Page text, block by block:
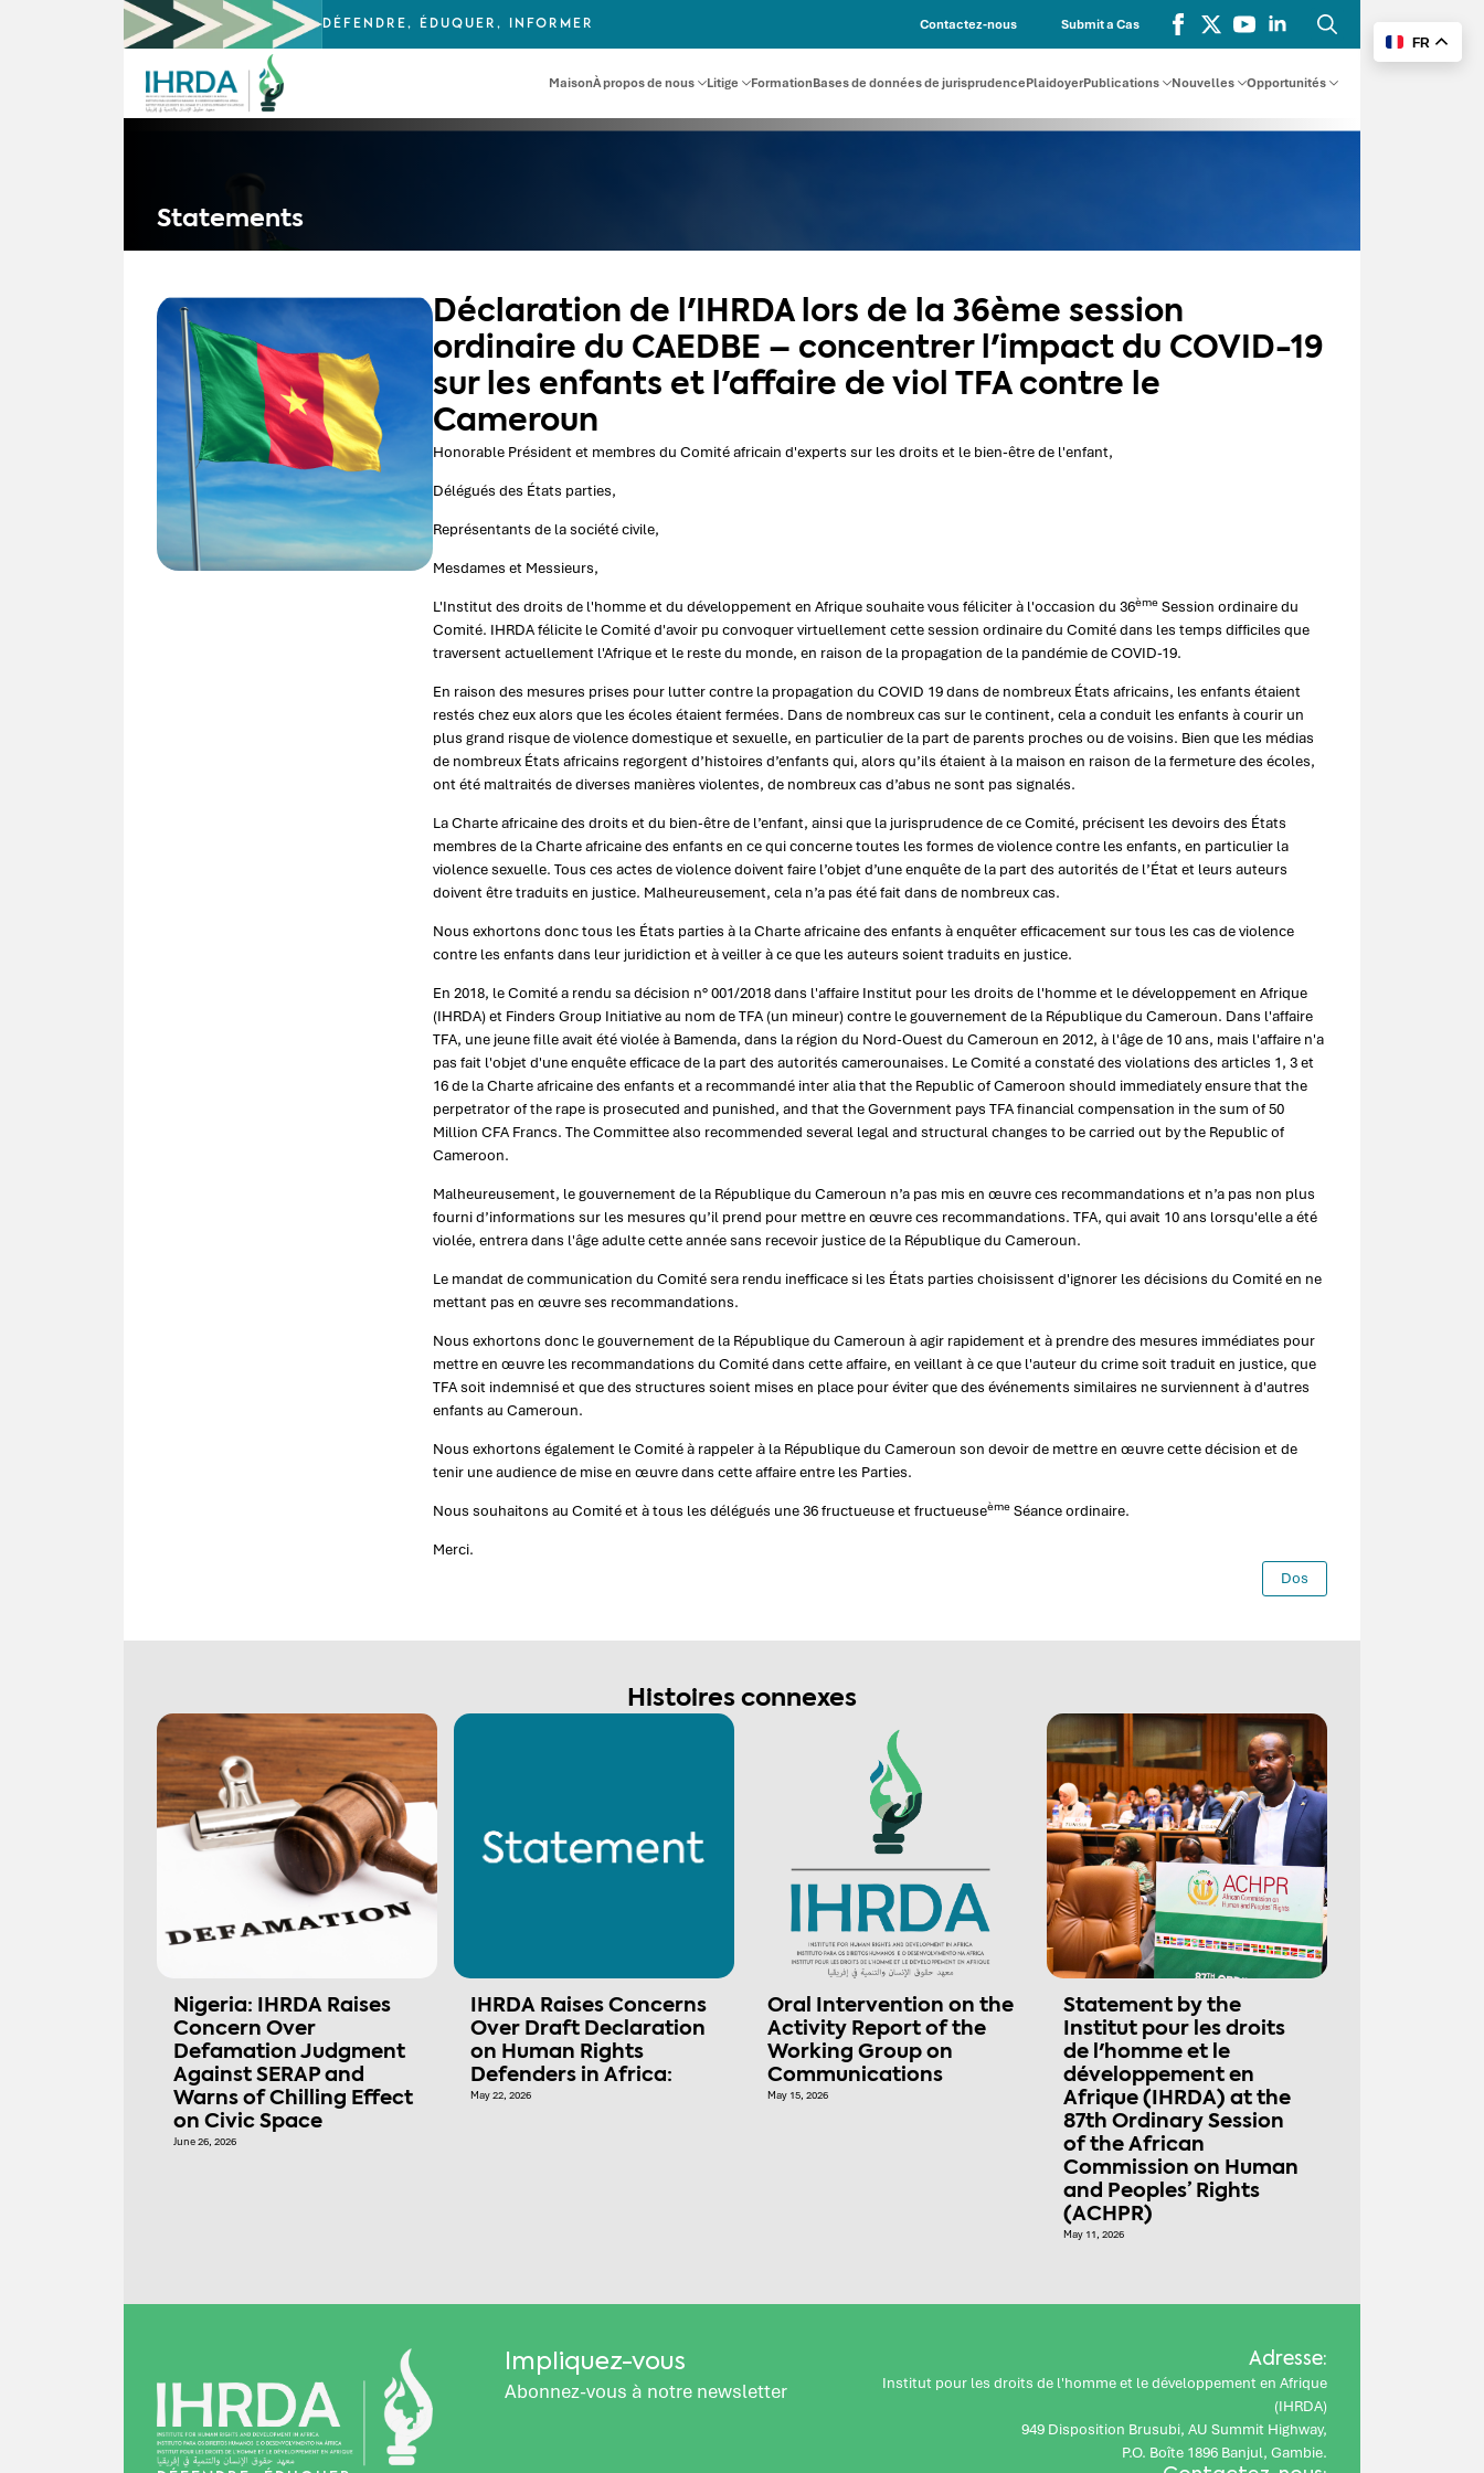
DÉFENDRE, ÉDUQUER, INFORMER Contactez-nous Submit a Cas
Recherche
for:
MaisonÀ propos de nous Litige FormationBases de données de jurisprudencePlaidoyerPublications Nouvelles Opportunités
Statements
Déclaration de l'IHRDA lors de la 36ème session
ordinaire du CAEDBE – concentrer l'impact du COVID-19
sur les enfants et l'affaire de viol TFA contre le
Cameroun
Honorable Président et membres du Comité africain d'experts sur les droits et le bien-être de l'enfant,
Délégués des États parties,
Représentants de la société civile,
Mesdames et Messieurs,
L'Institut des droits de l'homme et du développement en Afrique souhaite vous féliciter à l'occasion du 36ème Session ordinaire du
Comité. IHRDA félicite le Comité d'avoir pu convoquer virtuellement cette session ordinaire du Comité dans les temps difficiles que
traversent actuellement l'Afrique et le reste du monde, en raison de la propagation de la pandémie de COVID-19.
En raison des mesures prises pour lutter contre la propagation du COVID 19 dans de nombreux États africains, les enfants étaient
restés chez eux alors que les écoles étaient fermées. Dans de nombreux cas sur le continent, cela a conduit les enfants à courir un
plus grand risque de violence domestique et sexuelle, en particulier de la part de parents proches ou de voisins. Bien que les médias
de nombreux États africains regorgent d’histoires d’enfants qui, alors qu’ils étaient à la maison en raison de la fermeture des écoles,
ont été maltraités de diverses manières violentes, de nombreux cas d’abus ne sont pas signalés.
La Charte africaine des droits et du bien-être de l’enfant, ainsi que la jurisprudence de ce Comité, précisent les devoirs des États
membres de la Charte africaine des enfants en ce qui concerne toutes les formes de violence contre les enfants, en particulier la
violence sexuelle. Tous ces actes de violence doivent faire l’objet d’une enquête de la part des autorités de l’État et leurs auteurs
doivent être traduits en justice. Malheureusement, cela n’a pas été fait dans de nombreux cas.
Nous exhortons donc tous les États parties à la Charte africaine des enfants à enquêter efficacement sur tous les cas de violence
contre les enfants dans leur juridiction et à veiller à ce que les auteurs soient traduits en justice.
En 2018, le Comité a rendu sa décision n° 001/2018 dans l'affaire Institut pour les droits de l'homme et le développement en Afrique
(IHRDA) et Finders Group Initiative au nom de TFA (un mineur) contre le gouvernement de la République du Cameroun. Dans l'affaire
TFA, une jeune fille avait été violée à Bamenda, dans la région du Nord-Ouest du Cameroun en 2012, à l'âge de 10 ans, mais l'affaire n'a
pas fait l'objet d'une enquête efficace de la part des autorités camerounaises. Le Comité a constaté des violations des articles 1, 3 et
16 de la Charte africaine des enfants et a recommandé inter alia that the Republic of Cameroon should immediately ensure that the
perpetrator of the rape is prosecuted and punished, and that the Government pays TFA financial compensation in the sum of 50
Million CFA Francs. The Committee also recommended several legal and structural changes to be carried out by the Republic of
Cameroon.
Malheureusement, le gouvernement de la République du Cameroun n’a pas mis en œuvre ces recommandations et n’a pas non plus
fourni d’informations sur les mesures qu’il prend pour mettre en œuvre ces recommandations. TFA, qui avait 10 ans lorsqu'elle a été
violée, entrera dans l'âge adulte cette année sans recevoir justice de la République du Cameroun.
Le mandat de communication du Comité sera rendu inefficace si les États parties choisissent d'ignorer les décisions du Comité en ne
mettant pas en œuvre ses recommandations.
Nous exhortons donc le gouvernement de la République du Cameroun à agir rapidement et à prendre des mesures immédiates pour
mettre en œuvre les recommandations du Comité dans cette affaire, en veillant à ce que l'auteur du crime soit traduit en justice, que
TFA soit indemnisé et que des structures soient mises en place pour éviter que des événements similaires ne surviennent à d'autres
enfants au Cameroun.
Nous exhortons également le Comité à rappeler à la République du Cameroun son devoir de mettre en œuvre cette décision et de
tenir une audience de mise en œuvre dans cette affaire entre les Parties.
Nous souhaitons au Comité et à tous les délégués une 36 fructueuse et fructueuseème Séance ordinaire.
Merci.
Dos
Histoires connexes
Nigeria: IHRDA Raises
Concern Over
Defamation Judgment
Against SERAP and
Warns of Chilling Effect
on Civic Space
June 26, 2026
IHRDA Raises Concerns
Over Draft Declaration
on Human Rights
Defenders in Africa:
May 22, 2026
Oral Intervention on the
Activity Report of the
Working Group on
Communications
May 15, 2026
Statement by the
Institut pour les droits
de l'homme et le
développement en
Afrique (IHRDA) at the
87th Ordinary Session
of the African
Commission on Human
and Peoples’ Rights
(ACHPR)
May 11, 2026
Impliquez-vous
Abonnez-vous à notre newsletter
Adresse:
Institut pour les droits de l'homme et le développement en Afrique
(IHRDA)
949 Disposition Brusubi, AU Summit Highway,
P.O. Boîte 1896 Banjul, Gambie.
FR